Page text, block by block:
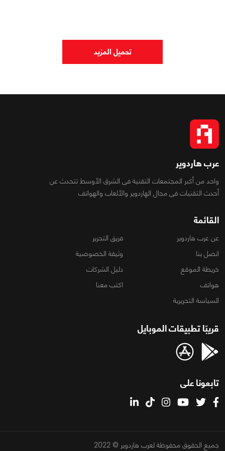
تحميل المزيد
عرب هاردوير
واحد من أكبر المجتمعات التقنية فى الشرق الأوسط تتحدث عن
أحدث التقنيات فى مجال الهاردوير والألعاب والهواتف
القائمة
عن عرب هاردوير
فريق التحرير
اتصل بنا
وثيقة الخصوصية
خريطة الموقع
دليل الشركات
هواتف
اكتب معنا
السياسة التحريرية
قريبًا تطبيقات الموبايل
تابعونا على
جميع الحقوق محفوظة لعرب هاردوير © 2022